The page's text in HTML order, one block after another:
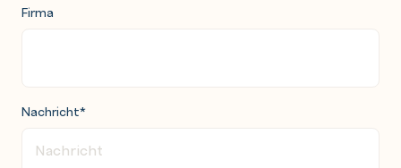
Firma
Nachricht*